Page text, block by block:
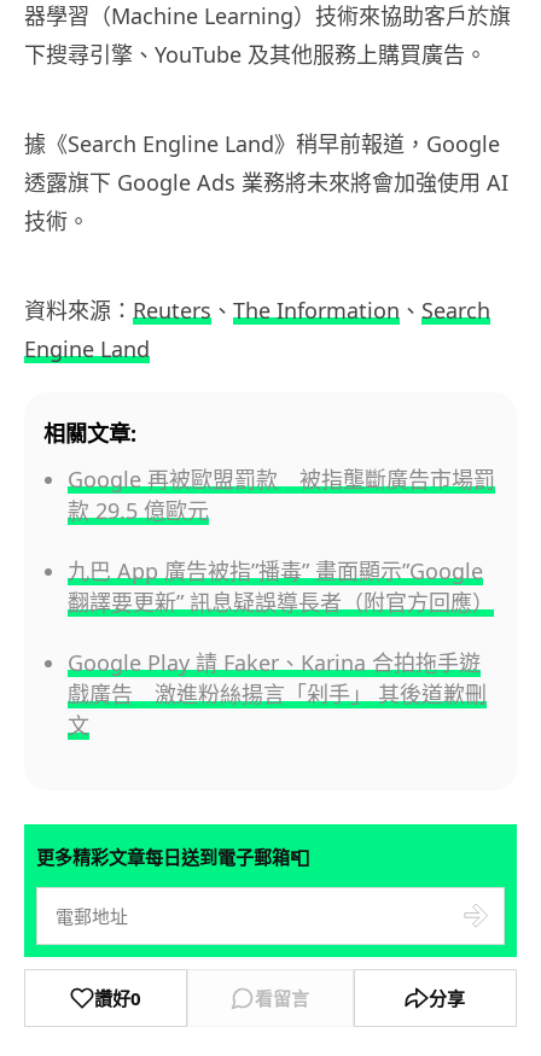
器學習（Machine Learning）技術來協助客戶於旗
下搜尋引擎、YouTube 及其他服務上購買廣告。
據《Search Engline Land》稍早前報道，Google
透露旗下 Google Ads 業務將未來將會加強使用 AI
技術。
資料來源： Reuters 、 The Information 、 Search
Engine Land
相關文章:
Google 再被歐盟罰款 被指壟斷廣告市場罰
款 29.5 億歐元
九巴 App 廣告被指”播毒” 畫面顯示”Google
翻譯要更新” 訊息疑誤導長者（附官方回應）
Google Play 請 Faker、Karina 合拍拖手遊
戲廣告 激進粉絲揚言「剁手」 其後道歉刪
文
更多精彩文章每日送到電子郵箱📮
讚好0 看留言 分享